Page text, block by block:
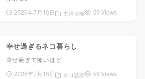
2026年7月16日
夫婦喧嘩 59 Views
幸せ過ぎるネコ暮らし
幸せ過ぎて怖いほど
2026年7月16日
ネコ話題 58 Views